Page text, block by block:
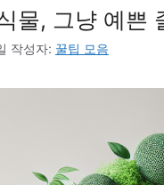
물, 그냥 예쁜
작성자: 꿀팁 모음